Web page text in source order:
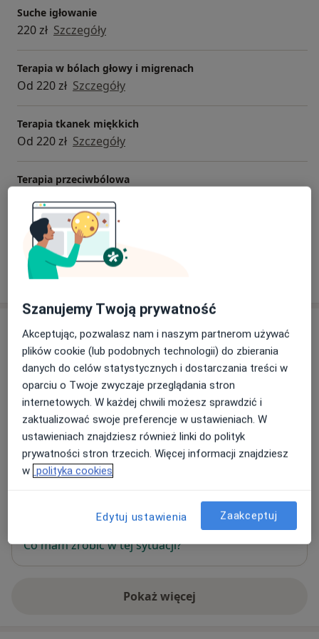
tajskiego.
Suche igłowanie
220 zł Szczegóły
Terapia w bólach głowy i migrenach
Od 220 zł Szczegóły
Terapia tkanek miękkich
Od 220 zł Szczegóły
Terapia przeciwbólowa
+ 16 usług
W jaki sposób ustalane są ceny?
Adresy (2)
Online Adres
Konsultacja online
W tym gabinecie nie można umawiać wizyt przez
Co mam zrobić w tej sytuacji?
Pokaż więcej
o adresie
Szanujemy Twoją prywatność
Akceptując, pozwalasz nam i naszym partnerom używać
plików cookie (lub podobnych technologii) do zbierania
danych do celów statystycznych i dostarczania treści w
oparciu o Twoje zwyczaje przeglądania stron
internetowych. W każdej chwili możesz sprawdzić i
zaktualizować swoje preferencje w ustawieniach. W
ustawieniach znajdziesz również linki do polityk
prywatności stron trzecich. Więcej informacji znajdziesz
w polityka cookies
Edytuj ustawienia Zaakceptuj